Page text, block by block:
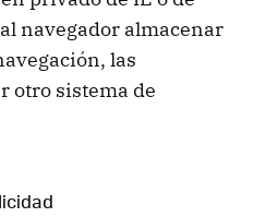
navegador almacenar
las
otro sistema de